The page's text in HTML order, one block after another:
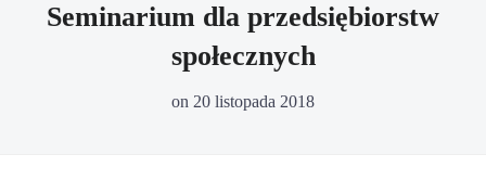
Seminarium dla przedsiębiorstw
społecznych
on 20 listopada 2018